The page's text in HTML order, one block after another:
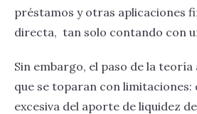
préstamos y otras aplicaciones
directa, tan solo contando con
Sin embargo, el paso de la
que se toparan con limitaciones:
excesiva del aporte de liquidez